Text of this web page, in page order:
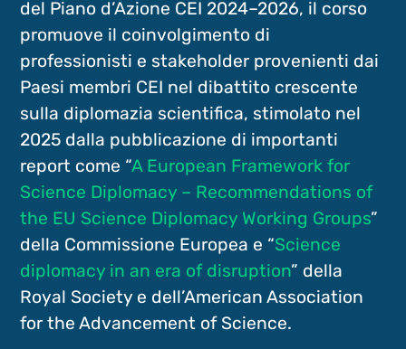
del Piano d’Azione CEI 2024–2026, il corso
promuove il coinvolgimento di
professionisti e stakeholder provenienti dai
Paesi membri CEI nel dibattito crescente
sulla diplomazia scientifica, stimolato nel
2025 dalla pubblicazione di importanti
report come “A European Framework for
Science Diplomacy – Recommendations of
the EU Science Diplomacy Working Groups”
della Commissione Europea e “Science
diplomacy in an era of disruption” della
Royal Society e dell’American Association
for the Advancement of Science.